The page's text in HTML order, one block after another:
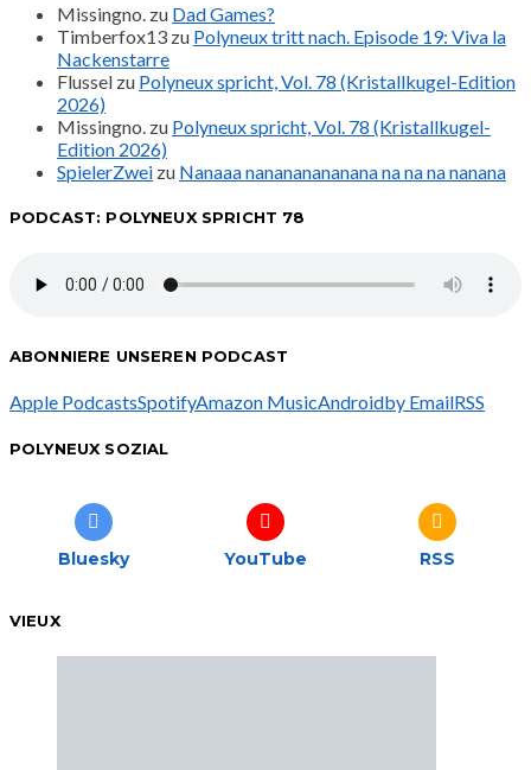
Missingno. zu Dad Games?
Timberfox13 zu Polyneux tritt nach. Episode 19: Viva la
Nackenstarre
Flussel zu Polyneux spricht, Vol. 78 (Kristallkugel-Edition
2026)
Missingno. zu Polyneux spricht, Vol. 78 (Kristallkugel-
Edition 2026)
SpielerZwei zu Nanaaa nanananananana na na na nanana
PODCAST: POLYNEUX SPRICHT 78
ABONNIERE UNSEREN PODCAST
Apple PodcastsSpotifyAmazon MusicAndroidby EmailRSS
POLYNEUX SOZIAL
Bluesky YouTube RSS
VIEUX